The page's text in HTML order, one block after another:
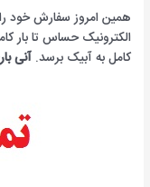
همین امروز سفارش خود
الکترونیک حساس تا بار
کامل به آبیک برسد.آنی